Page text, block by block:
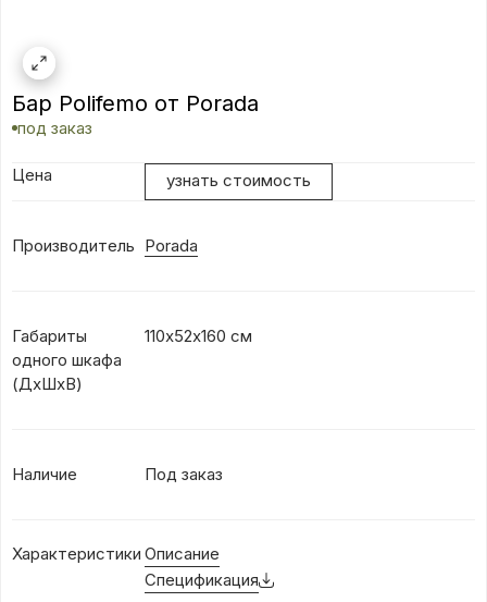
Бар Polifemo от Porada
под заказ
Цена узнать стоимость
Производитель Porada
Габариты
одного шкафа
(ДхШхВ)
110х52х160 см
Наличие Под заказ
Характеристики Описание
Спецификация